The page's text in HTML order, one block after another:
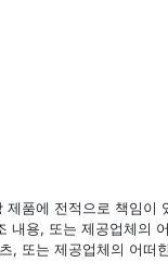
품에 전적으로 책임이
용, 또는 제공업체의
, 또는 제공업체의 어떠